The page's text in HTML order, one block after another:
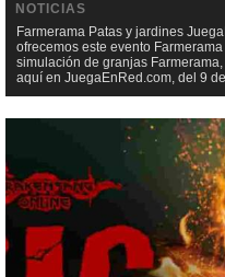
NOTICIAS
Farmerama Patas y jardines
ofrecemos este evento
simulación de granjas
aquí en JuegaEnRed.com, del 9